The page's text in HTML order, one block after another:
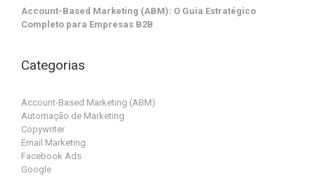
Account-Based Marketing (ABM): O Guia Estratégico
Completo para Empresas B2B
Categorias
Account-Based Marketing (ABM)
Automação de Marketing
Copywriter
Email Marketing
Facebook Ads
Google